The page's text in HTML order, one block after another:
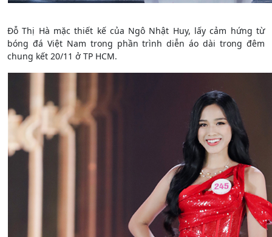
Đỗ Thị Hà mặc thiết kế của Ngô Nhật Huy, lấy cảm hứng từ
bóng đá Việt Nam trong phần trình diễn áo dài trong đêm
chung kết 20/11 ở TP HCM.